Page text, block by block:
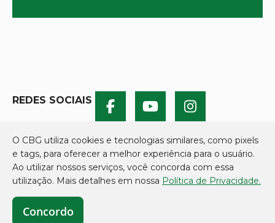
REDES SOCIAIS
O CBG utiliza cookies e tecnologias similares, como pixels
e tags, para oferecer a melhor experiência para o usuário.
Ao utilizar nossos serviços, você concorda com essa
utilização. Mais detalhes em nossa Política de Privacidade.
Concordo